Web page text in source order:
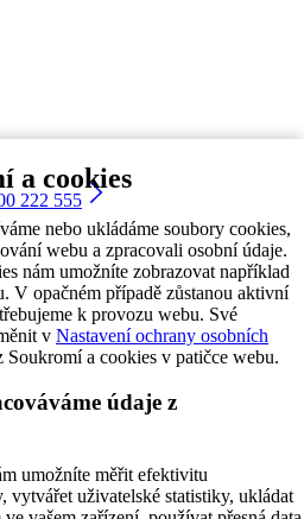
a cookies
nebo ukládáme soubory cookies,
webu a zpracovali osobní údaje.
nám umožníte zobrazovat například
V opačném případě zůstanou aktivní
k provozu webu. Své
v Nastavení ochrany osobních
a cookies v patičce webu.
údaje z
umožníte měřit efektivitu
vytvářet uživatelské statistiky, ukládat
222 555